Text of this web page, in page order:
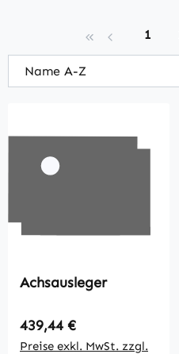
Seite
1
Achsausleger
Regulärer Preis:
439,44 €
Preise exkl. MwSt. zzgl.